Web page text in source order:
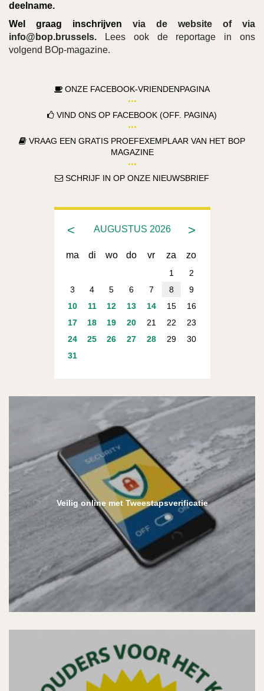
deelname.
Wel graag inschrijven via de website of via
info@bop.brussels.
Lees ook de reportage in ons
volgend BOp-magazine.
ONZE FACEBOOK-VRIENDENPAGINA
VIND ONS OP FACEBOOK (OFF. PAGINA)
VRAAG EEN GRATIS PROEFEXEMPLAAR VAN HET BOP
MAGAZINE
SCHRIJF IN OP ONZE NIEUWSBRIEF
< >
AUGUSTUS 2026
ma di wo do vr za zo
1
2
3
4 5 6 7 8
9
10
11 12 13 14 15
16
17
18 19 20 21 22
23
24
25 26 27 28 29
30
31
Veilig online met Tweestapsverificatie